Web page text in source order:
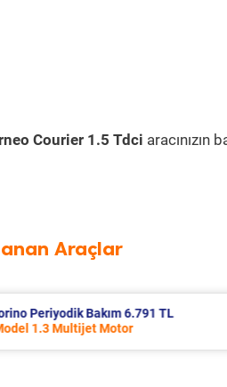
Courier 1.5 Tdci aracınızın
Araçlar
Skoda Kamiq Periyodik Bakım
2024 Model 1.0 Tsi Motor